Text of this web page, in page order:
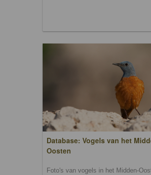
Database: Vogels van het
Oosten
Foto's van vogels in het Midden-